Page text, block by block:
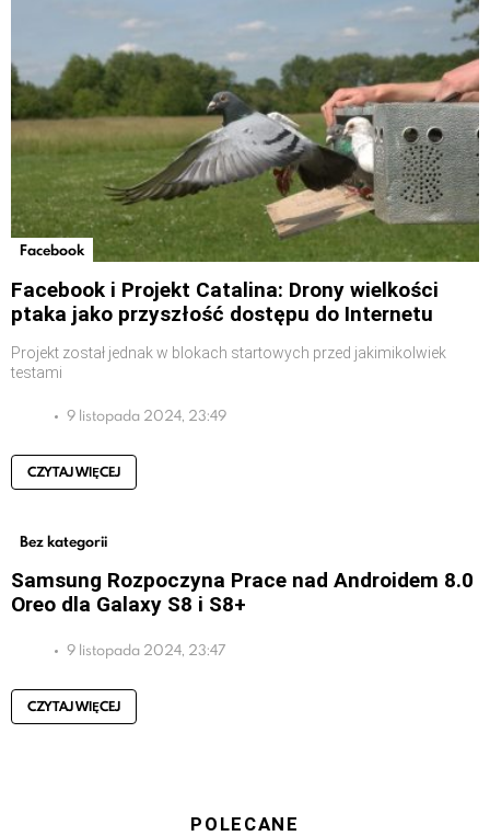
Facebook
Facebook i Projekt Catalina: Drony wielkości
ptaka jako przyszłość dostępu do Internetu
Projekt został jednak w blokach startowych przed jakimikolwiek
testami
9 listopada 2024, 23:49
CZYTAJ WIĘCEJ
Bez kategorii
Samsung Rozpoczyna Prace nad Androidem 8.0
Oreo dla Galaxy S8 i S8+
9 listopada 2024, 23:47
CZYTAJ WIĘCEJ
POLECANE